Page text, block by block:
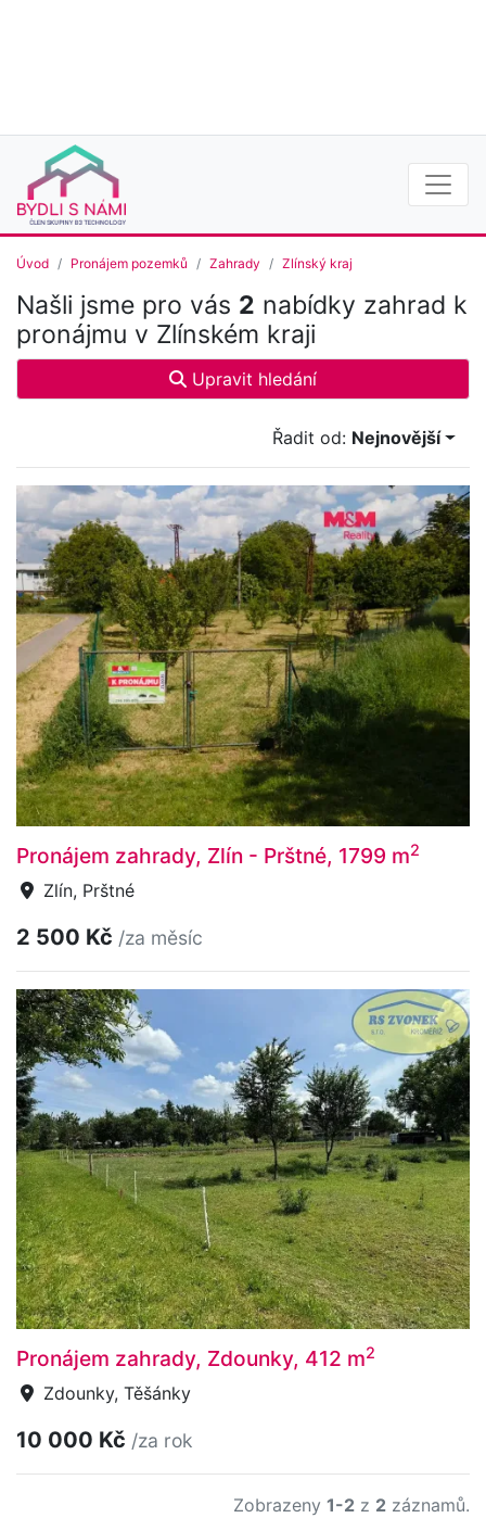
Úvod Pronájem pozemků Zahrady Zlínský kraj
Našli jsme pro vás 2 nabídky zahrad k
pronájmu v Zlínském kraji
Upravit hledání
Řadit od: Nejnovější
Pronájem zahrady, Zlín - Prštné, 1799 m2
Zlín, Prštné
2 500 Kč /za měsíc
Pronájem zahrady, Zdounky, 412 m2
Zdounky, Těšánky
10 000 Kč /za rok
Zobrazeny 1-2 z 2 záznamů.